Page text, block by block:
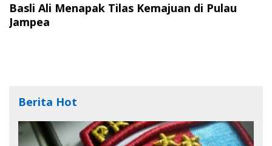
Basli Ali Menapak Tilas Kemajuan di Pulau
Jampea
Berita Hot